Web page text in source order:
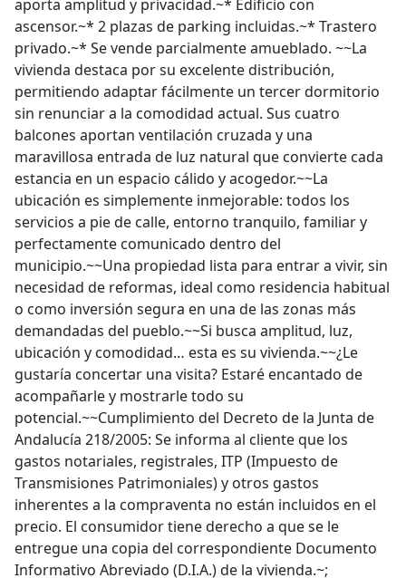
aporta amplitud y privacidad.~* Edificio con
ascensor.~* 2 plazas de parking incluidas.~* Trastero
privado.~* Se vende parcialmente amueblado. ~~La
vivienda destaca por su excelente distribución,
permitiendo adaptar fácilmente un tercer dormitorio
sin renunciar a la comodidad actual. Sus cuatro
balcones aportan ventilación cruzada y una
maravillosa entrada de luz natural que convierte cada
estancia en un espacio cálido y acogedor.~~La
ubicación es simplemente inmejorable: todos los
servicios a pie de calle, entorno tranquilo, familiar y
perfectamente comunicado dentro del
municipio.~~Una propiedad lista para entrar a vivir, sin
necesidad de reformas, ideal como residencia habitual
o como inversión segura en una de las zonas más
demandadas del pueblo.~~Si busca amplitud, luz,
ubicación y comodidad… esta es su vivienda.~~¿Le
gustaría concertar una visita? Estaré encantado de
acompañarle y mostrarle todo su
potencial.~~Cumplimiento del Decreto de la Junta de
Andalucía 218/2005: Se informa al cliente que los
gastos notariales, registrales, ITP (Impuesto de
Transmisiones Patrimoniales) y otros gastos
inherentes a la compraventa no están incluidos en el
precio. El consumidor tiene derecho a que se le
entregue una copia del correspondiente Documento
Informativo Abreviado (D.I.A.) de la vivienda.~;